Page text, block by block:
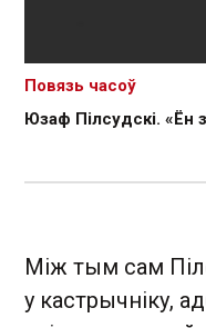
Юзаф Пілсудскі. «Ён
Повязь часоў
Між тым сам
у кастрычніку,